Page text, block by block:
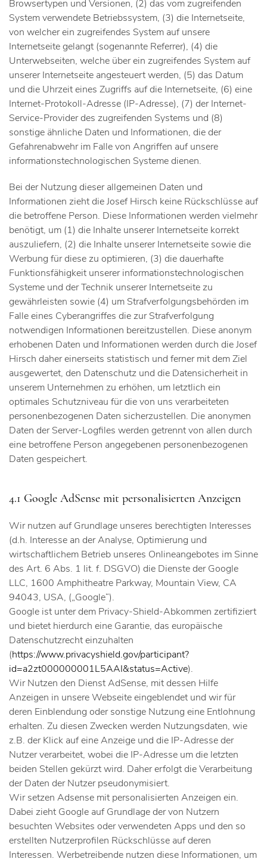
Browsertypen und Versionen, (2) das vom zugreifenden
System verwendete Betriebssystem, (3) die Internetseite,
von welcher ein zugreifendes System auf unsere
Internetseite gelangt (sogenannte Referrer), (4) die
Unterwebseiten, welche über ein zugreifendes System auf
unserer Internetseite angesteuert werden, (5) das Datum
und die Uhrzeit eines Zugriffs auf die Internetseite, (6) eine
Internet-Protokoll-Adresse (IP-Adresse), (7) der Internet-
Service-Provider des zugreifenden Systems und (8)
sonstige ähnliche Daten und Informationen, die der
Gefahrenabwehr im Falle von Angriffen auf unsere
informationstechnologischen Systeme dienen.
Bei der Nutzung dieser allgemeinen Daten und
Informationen zieht die Josef Hirsch keine Rückschlüsse auf
die betroffene Person. Diese Informationen werden vielmehr
benötigt, um (1) die Inhalte unserer Internetseite korrekt
auszuliefern, (2) die Inhalte unserer Internetseite sowie die
Werbung für diese zu optimieren, (3) die dauerhafte
Funktionsfähigkeit unserer informationstechnologischen
Systeme und der Technik unserer Internetseite zu
gewährleisten sowie (4) um Strafverfolgungsbehörden im
Falle eines Cyberangriffes die zur Strafverfolgung
notwendigen Informationen bereitzustellen. Diese anonym
erhobenen Daten und Informationen werden durch die Josef
Hirsch daher einerseits statistisch und ferner mit dem Ziel
ausgewertet, den Datenschutz und die Datensicherheit in
unserem Unternehmen zu erhöhen, um letztlich ein
optimales Schutzniveau für die von uns verarbeiteten
personenbezogenen Daten sicherzustellen. Die anonymen
Daten der Server-Logfiles werden getrennt von allen durch
eine betroffene Person angegebenen personenbezogenen
Daten gespeichert.
4.1 Google AdSense mit personalisierten Anzeigen
Wir nutzen auf Grundlage unseres berechtigten Interesses
(d.h. Interesse an der Analyse, Optimierung und
wirtschaftlichem Betrieb unseres Onlineangebotes im Sinne
des Art. 6 Abs. 1 lit. f. DSGVO) die Dienste der Google
LLC, 1600 Amphitheatre Parkway, Mountain View, CA
94043, USA, („Google“).
Google ist unter dem Privacy-Shield-Abkommen zertifiziert
und bietet hierdurch eine Garantie, das europäische
Datenschutzrecht einzuhalten
(https://www.privacyshield.gov/participant?
id=a2zt000000001L5AAI&status=Active).
Wir Nutzen den Dienst AdSense, mit dessen Hilfe
Anzeigen in unsere Webseite eingeblendet und wir für
deren Einblendung oder sonstige Nutzung eine Entlohnung
erhalten. Zu diesen Zwecken werden Nutzungsdaten, wie
z.B. der Klick auf eine Anzeige und die IP-Adresse der
Nutzer verarbeitet, wobei die IP-Adresse um die letzten
beiden Stellen gekürzt wird. Daher erfolgt die Verarbeitung
der Daten der Nutzer pseudonymisiert.
Wir setzen Adsense mit personalisierten Anzeigen ein.
Dabei zieht Google auf Grundlage der von Nutzern
besuchten Websites oder verwendeten Apps und den so
erstellten Nutzerprofilen Rückschlüsse auf deren
Interessen. Werbetreibende nutzen diese Informationen, um